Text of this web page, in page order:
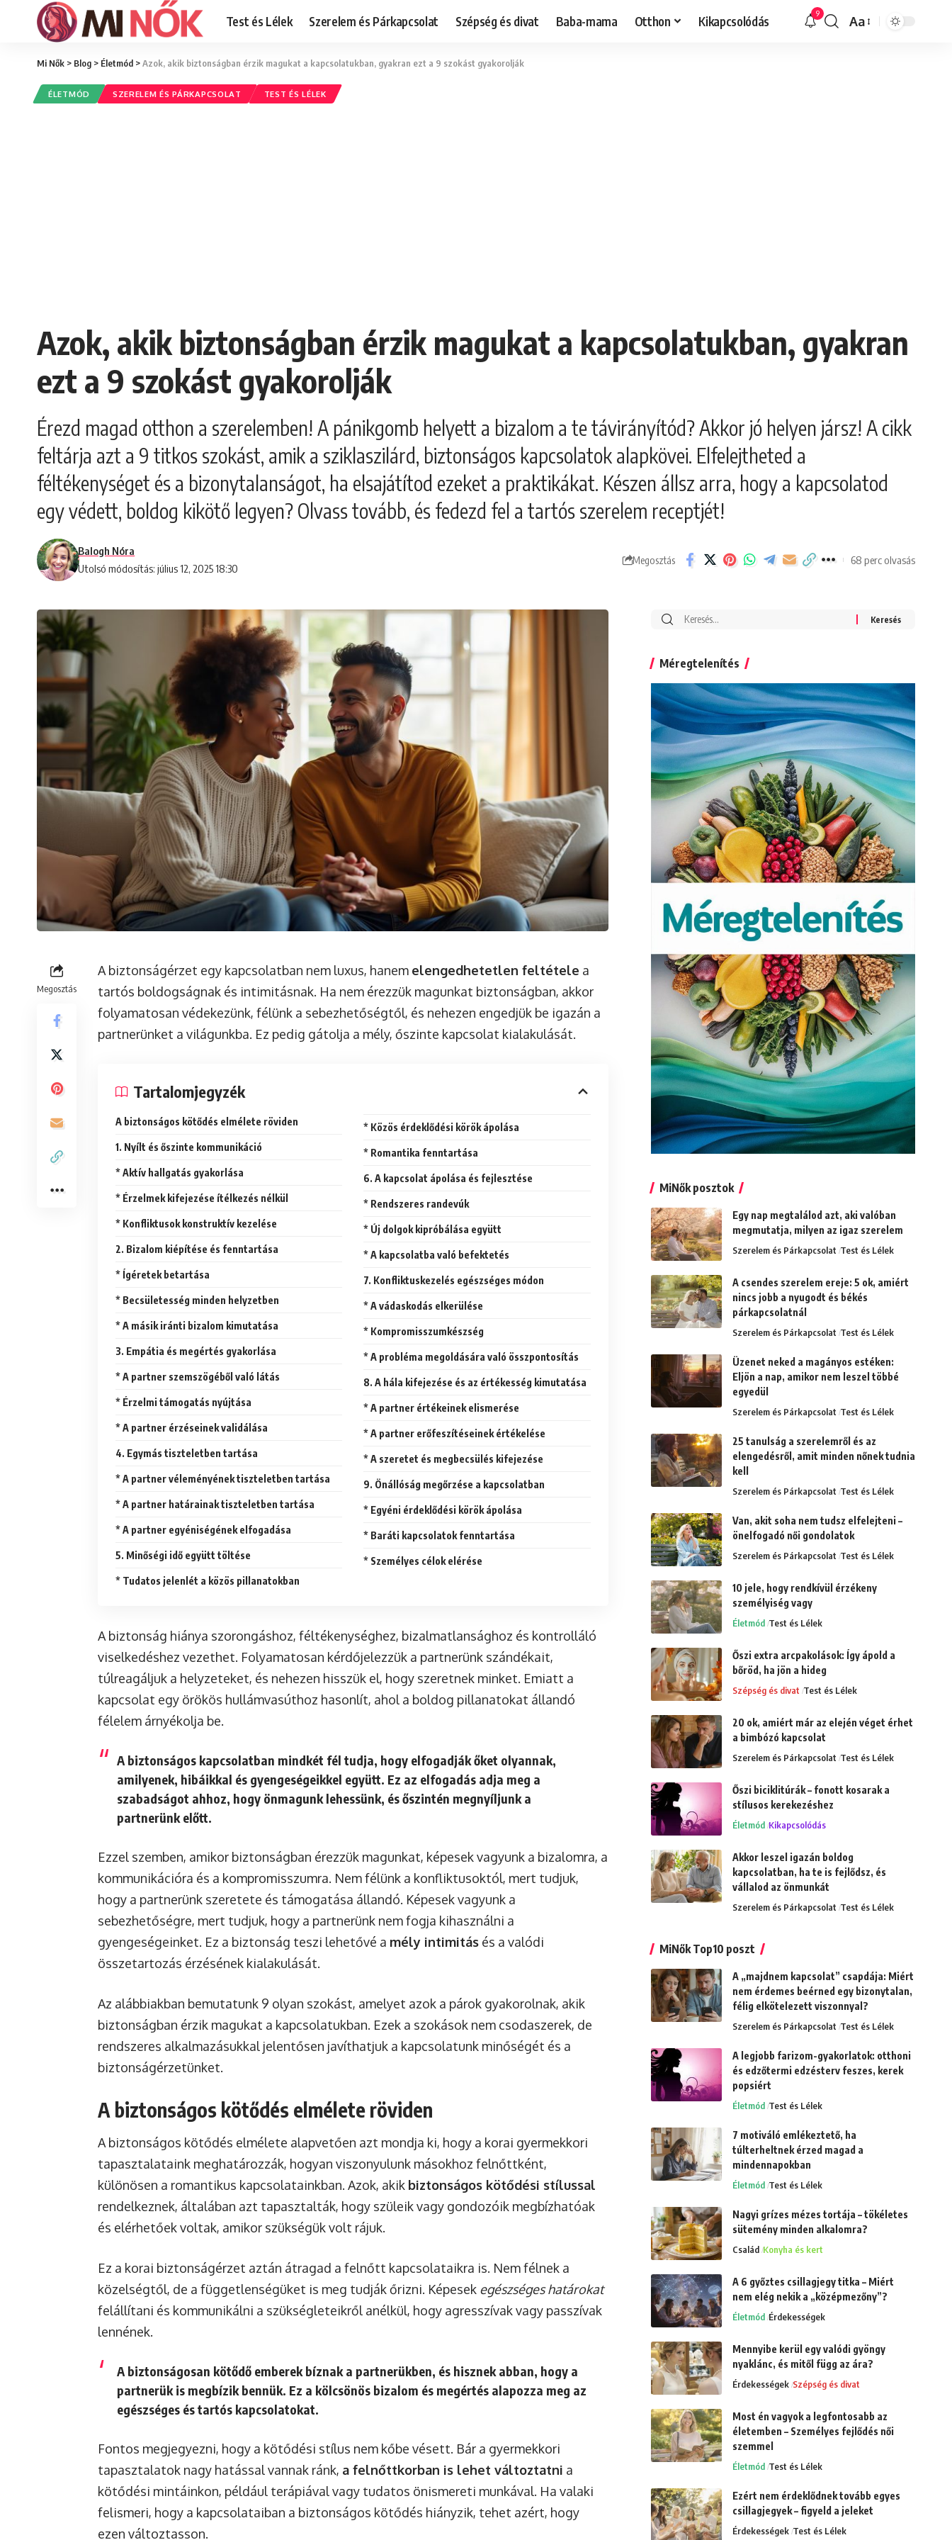
Test és Lélek Szerelem és Párkapcsolat Szépség és divat Baba-mama Otthon Kikapcsolódás 9
Font
Aa
Mi Nők > Blog > Életmód >Azok, akik biztonságban érzik magukat a kapcsolatukban, gyakran ezt a 9 szokást gyakorolják
ÉLETMÓD SZERELEM ÉS PÁRKAPCSOLAT TEST ÉS LÉLEK
Azok, akik biztonságban érzik magukat a kapcsolatukban, gyakran
ezt a 9 szokást gyakorolják
Érezd magad otthon a szerelemben! A pánikgomb helyett a bizalom a te távirányítód? Akkor jó helyen jársz! A cikk
feltárja azt a 9 titkos szokást, amik a sziklaszilárd, biztonságos kapcsolatok alapkövei. Elfelejtheted a
féltékenységet és a bizonytalanságot, ha elsajátítod ezeket a praktikákat. Készen állsz arra, hogy a kapcsolatod
egy védett, boldog kikötő legyen? Olvass tovább, és fedezd fel a tartós szerelem receptjét!
Utolsó módosítás: július 12, 2025 18:30
Balogh Nóra
Megosztás 68 perc olvasás
Megosztás
A biztonságérzet egy kapcsolatban nem luxus, hanem elengedhetetlen feltétele a
tartós boldogságnak és intimitásnak. Ha nem érezzük magunkat biztonságban, akkor
folyamatosan védekezünk, félünk a sebezhetőségtől, és nehezen engedjük be igazán a
partnerünket a világunkba. Ez pedig gátolja a mély, őszinte kapcsolat kialakulását.
Tartalomjegyzék
A biztonságos kötődés elmélete röviden
1. Nyílt és őszinte kommunikáció
* Aktív hallgatás gyakorlása
* Érzelmek kifejezése ítélkezés nélkül
* Konfliktusok konstruktív kezelése
2. Bizalom kiépítése és fenntartása
* Ígéretek betartása
* Becsületesség minden helyzetben
* A másik iránti bizalom kimutatása
3. Empátia és megértés gyakorlása
* A partner szemszögéből való látás
* Érzelmi támogatás nyújtása
* A partner érzéseinek validálása
4. Egymás tiszteletben tartása
* A partner véleményének tiszteletben tartása
* A partner határainak tiszteletben tartása
* A partner egyéniségének elfogadása
5. Minőségi idő együtt töltése
* Tudatos jelenlét a közös pillanatokban
* Közös érdeklődési körök ápolása
* Romantika fenntartása
6. A kapcsolat ápolása és fejlesztése
* Rendszeres randevúk
* Új dolgok kipróbálása együtt
* A kapcsolatba való befektetés
7. Konfliktuskezelés egészséges módon
* A vádaskodás elkerülése
* Kompromisszumkészség
* A probléma megoldására való összpontosítás
8. A hála kifejezése és az értékesség kimutatása
* A partner értékeinek elismerése
* A partner erőfeszítéseinek értékelése
* A szeretet és megbecsülés kifejezése
9. Önállóság megőrzése a kapcsolatban
* Egyéni érdeklődési körök ápolása
* Baráti kapcsolatok fenntartása
* Személyes célok elérése
A biztonság hiánya szorongáshoz, féltékenységhez, bizalmatlansághoz és kontrolláló
viselkedéshez vezethet. Folyamatosan kérdőjelezzük a partnerünk szándékait,
túlreagáljuk a helyzeteket, és nehezen hisszük el, hogy szeretnek minket. Emiatt a
kapcsolat egy örökös hullámvasúthoz hasonlít, ahol a boldog pillanatokat állandó
félelem árnyékolja be.
A biztonságos kapcsolatban mindkét fél tudja, hogy elfogadják őket olyannak,
amilyenek, hibáikkal és gyengeségeikkel együtt. Ez az elfogadás adja meg a
szabadságot ahhoz, hogy önmagunk lehessünk, és őszintén megnyíljunk a
partnerünk előtt.
Ezzel szemben, amikor biztonságban érezzük magunkat, képesek vagyunk a bizalomra, a
kommunikációra és a kompromisszumra. Nem félünk a konfliktusoktól, mert tudjuk,
hogy a partnerünk szeretete és támogatása állandó. Képesek vagyunk a
sebezhetőségre, mert tudjuk, hogy a partnerünk nem fogja kihasználni a
gyengeségeinket. Ez a biztonság teszi lehetővé a mély intimitás és a valódi
összetartozás érzésének kialakulását.
Az alábbiakban bemutatunk 9 olyan szokást, amelyet azok a párok gyakorolnak, akik
biztonságban érzik magukat a kapcsolatukban. Ezek a szokások nem csodaszerek, de
rendszeres alkalmazásukkal jelentősen javíthatjuk a kapcsolatunk minőségét és a
biztonságérzetünket.
A biztonságos kötődés elmélete röviden
A biztonságos kötődés elmélete alapvetően azt mondja ki, hogy a korai gyermekkori
tapasztalataink meghatározzák, hogyan viszonyulunk másokhoz felnőttként,
különösen a romantikus kapcsolatainkban. Azok, akik biztonságos kötődési stílussal
rendelkeznek, általában azt tapasztalták, hogy szüleik vagy gondozóik megbízhatóak
és elérhetőek voltak, amikor szükségük volt rájuk.
Ez a korai biztonságérzet aztán átragad a felnőtt kapcsolataikra is. Nem félnek a
közelségtől, de a függetlenségüket is meg tudják őrizni. Képesek egészséges határokat
felállítani és kommunikálni a szükségleteikről anélkül, hogy agresszívak vagy passzívak
lennének.
A biztonságosan kötődő emberek bíznak a partnerükben, és hisznek abban, hogy a
partnerük is megbízik bennük. Ez a kölcsönös bizalom és megértés alapozza meg az
egészséges és tartós kapcsolatokat.
Fontos megjegyezni, hogy a kötődési stílus nem kőbe vésett. Bár a gyermekkori
tapasztalatok nagy hatással vannak ránk, a felnőttkorban is lehet változtatni a
kötődési mintáinkon, például terápiával vagy tudatos önismereti munkával. Ha valaki
felismeri, hogy a kapcsolataiban a biztonságos kötődés hiányzik, tehet azért, hogy
ezen változtasson.
Search
Méregtelenítés
MiNők posztok
Egy nap megtalálod azt, aki valóban
megmutatja, milyen az igaz szerelem
Szerelem és Párkapcsolat Test és Lélek
A csendes szerelem ereje: 5 ok, amiért
nincs jobb a nyugodt és békés
párkapcsolatnál
Szerelem és Párkapcsolat Test és Lélek
Üzenet neked a magányos estéken:
Eljön a nap, amikor nem leszel többé
egyedül
Szerelem és Párkapcsolat Test és Lélek
25 tanulság a szerelemről és az
elengedésről, amit minden nőnek tudnia
kell
Szerelem és Párkapcsolat Test és Lélek
Van, akit soha nem tudsz elfelejteni –
önelfogadó női gondolatok
Szerelem és Párkapcsolat Test és Lélek
10 jele, hogy rendkívül érzékeny
személyiség vagy
Életmód Test és Lélek
Őszi extra arcpakolások: Így ápold a
bőröd, ha jön a hideg
Szépség és divat Test és Lélek
20 ok, amiért már az elején véget érhet
a bimbózó kapcsolat
Szerelem és Párkapcsolat Test és Lélek
Őszi biciklitúrák – fonott kosarak a
stílusos kerekezéshez
Életmód Kikapcsolódás
Akkor leszel igazán boldog
kapcsolatban, ha te is fejlődsz, és
vállalod az önmunkát
Szerelem és Párkapcsolat Test és Lélek
MiNők Top10 poszt
A „majdnem kapcsolat” csapdája: Miért
nem érdemes beérned egy bizonytalan,
félig elkötelezett viszonnyal?
Szerelem és Párkapcsolat Test és Lélek
A legjobb farizom-gyakorlatok: otthoni
és edzőtermi edzésterv feszes, kerek
popsiért
Életmód Test és Lélek
7 motiváló emlékeztető, ha
túlterheltnek érzed magad a
mindennapokban
Életmód Test és Lélek
Nagyi grízes mézes tortája – tökéletes
sütemény minden alkalomra?
Család Konyha és kert
A 6 győztes csillagjegy titka – Miért
nem elég nekik a „középmezőny”?
Életmód Érdekességek
Mennyibe kerül egy valódi gyöngy
nyaklánc, és mitől függ az ára?
Érdekességek Szépség és divat
Most én vagyok a legfontosabb az
életemben – Személyes fejlődés női
szemmel
Életmód Test és Lélek
Ezért nem érdeklődnek tovább egyes
csillagjegyek – figyeld a jeleket
Érdekességek Test és Lélek